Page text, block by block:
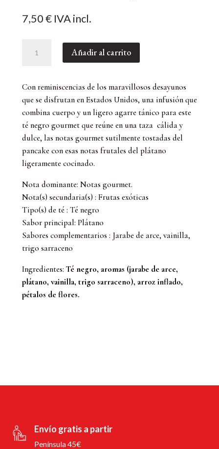
7,50€ IVA incl.
Pancake,
(100
GR)
cantidad
Añadir al carrito
Con reminiscencias de los maravillosos desayunos
que se disfrutan en Estados Unidos, una infusión que
combina cuerpo y un ligero agarre tánico para este
té negro gourmet que reúne en una taza cálida y
dulce, las notas gourmet sutilmente tostadas del
pancake con esas notas frutales del plátano
ligeramente cocinado.
Nota dominante: Notas gourmet.
Nota(s) secundaria(s) : Frutas exóticas
Tipo(s) de té : Té negro
Sabor principal: Plátano
Sabores complementarios : Jarabe de arce, vainilla,
trigo sarraceno
Ingredientes: Té negro, aromas (jarabe de arce,
plátano, vainilla, trigo sarraceno), arroz inflado,
pétalos de flores.
Envío gratis a partir
Península 45€